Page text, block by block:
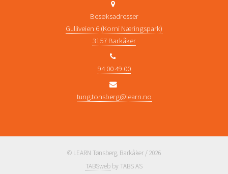
Besøksadresser
Gulliveien 6 (Korni Næringspark)
3157 Barkåker
94 00 49 00
tung.tonsberg@learn.no
© LEARN Tønsberg, Barkåker / 2026
TABSweb by TABS AS